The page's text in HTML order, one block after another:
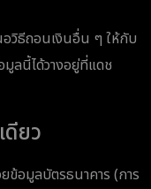
วิธีถอนเงินอื่น ๆ ให้กับ
ลนี้ได้วางอยู่ที่แดช
ดียว
ข้อมูลบัตรธนาคาร (การ